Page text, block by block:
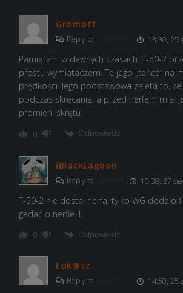
Gromoff
Reply to plum1973 13:30, 25
Pamiętam w dawnych czasach. T-50-2
prostu wymiataczem. Te jego „tańce” na
prędkości. Jego podstawowa zaleta to, że
podczas skręcania, a przed nerfem miał
promieni skrętu.
0 Odpowiedz
iBlackLagoon
Reply to Gromoff 10:38, 27
T-50-2 nie dostał nerfa, tylko WG dodało
gadać o nerfie .I.
0 Odpowiedz
Łuk@sz
Reply to plum1973 14:50, 25